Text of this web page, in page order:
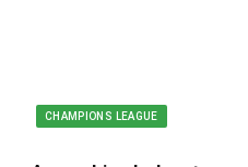
CHAMPIONS LEAGUE